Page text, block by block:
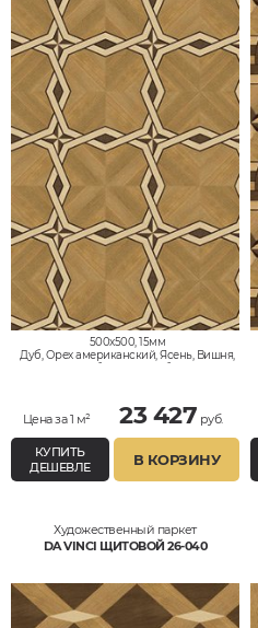
500x500, 15мм
Дуб, Орех американский, Ясень, Вишня,
Цена за 1 м² 23 427 руб.
КУПИТЬ
ДЕШЕВЛЕ
В КОРЗИНУ
Художественный паркет
DA VINCI ЩИТОВОЙ 26-040